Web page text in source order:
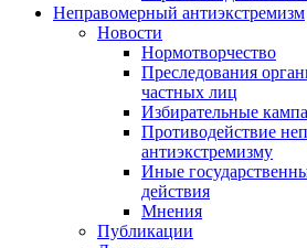
Неправомерный антиэкстремизм
Новости
Нормотворчество
Преследования
частных лиц
Избирательные
Противодействие
антиэкстремизму
Иные
действия
Мнения
Публикации